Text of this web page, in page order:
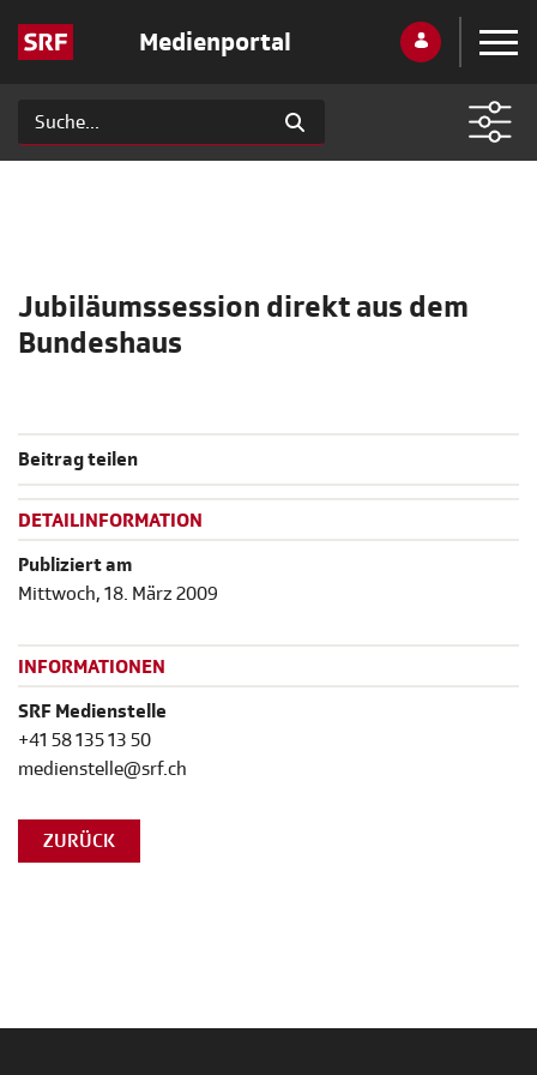
Medienportal
Jubiläumssession direkt aus dem
Bundeshaus
Beitrag teilen
DETAILINFORMATION
Publiziert am
Mittwoch, 18. März 2009
INFORMATIONEN
SRF Medienstelle
+41 58 135 13 50
medienstelle@srf.ch
ZURÜCK